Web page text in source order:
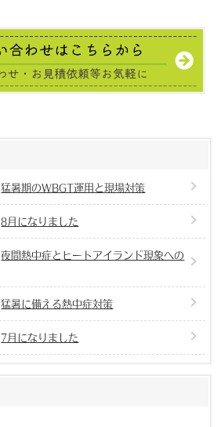
猛暑期のWBGT運用と現場対策
8月になりました
夜間熱中症とヒートアイランド現象への
猛暑に備える熱中症対策
7月になりました